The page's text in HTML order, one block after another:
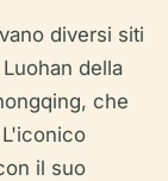
diversi siti
della
che
il suo